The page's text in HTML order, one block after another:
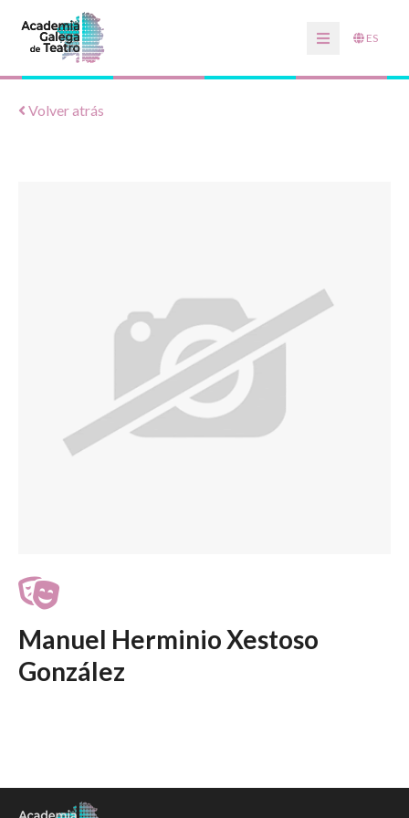
ES
Volver atrás
Manuel Herminio Xestoso
González